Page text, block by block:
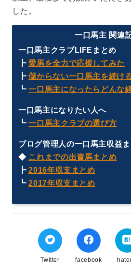
した。
一口馬主 関連
一口馬主クラブLIFEまとめ
┣愛馬を全力で応援してみた
┣儲からない一口馬主を続け
┗一口馬主になったらどんな
一口馬主になりたい人へ
┗一口馬主クラブの選び方
ブログ管理人の一口馬主収益
◆ これまでの出資馬まとめ
┣2016年収支まとめ
┗2017年収支まとめ
Twitter facebook